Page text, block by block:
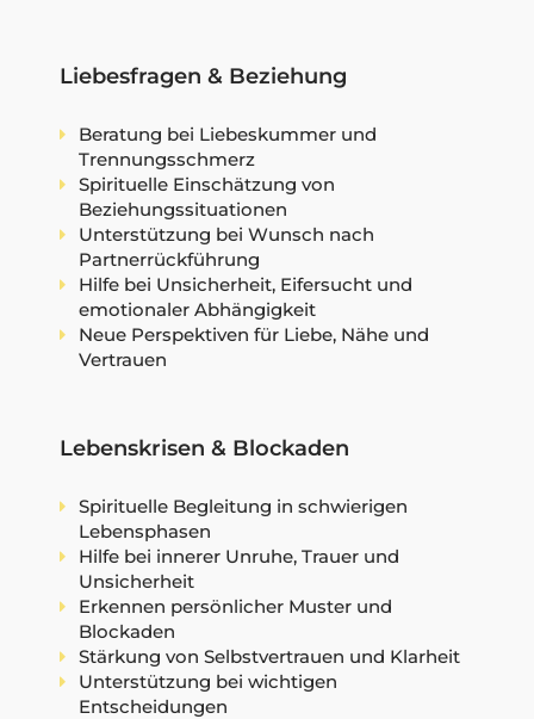
Liebesfragen & Beziehung
Beratung bei Liebeskummer und
Trennungsschmerz
Spirituelle Einschätzung von
Beziehungssituationen
Unterstützung bei Wunsch nach
Partnerrückführung
Hilfe bei Unsicherheit, Eifersucht und
emotionaler Abhängigkeit
Neue Perspektiven für Liebe, Nähe und
Vertrauen
Lebenskrisen & Blockaden
Spirituelle Begleitung in schwierigen
Lebensphasen
Hilfe bei innerer Unruhe, Trauer und
Unsicherheit
Erkennen persönlicher Muster und
Blockaden
Stärkung von Selbstvertrauen und Klarheit
Unterstützung bei wichtigen
Entscheidungen